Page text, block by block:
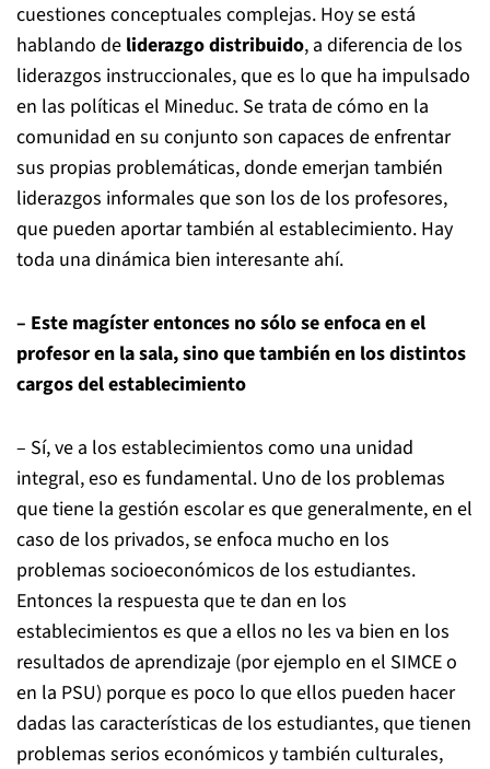
cuestiones conceptuales complejas. Hoy se está
hablando de liderazgo distribuido, a diferencia de los
liderazgos instruccionales, que es lo que ha impulsado
en las políticas el Mineduc. Se trata de cómo en la
comunidad en su conjunto son capaces de enfrentar
sus propias problemáticas, donde emerjan también
liderazgos informales que son los de los profesores,
que pueden aportar también al establecimiento. Hay
toda una dinámica bien interesante ahí.
– Este magíster entonces no sólo se enfoca en el
profesor en la sala, sino que también en los distintos
cargos del establecimiento
– Sí, ve a los establecimientos como una unidad
integral, eso es fundamental. Uno de los problemas
que tiene la gestión escolar es que generalmente, en el
caso de los privados, se enfoca mucho en los
problemas socioeconómicos de los estudiantes.
Entonces la respuesta que te dan en los
establecimientos es que a ellos no les va bien en los
resultados de aprendizaje (por ejemplo en el SIMCE o
en la PSU) porque es poco lo que ellos pueden hacer
dadas las características de los estudiantes, que tienen
problemas serios económicos y también culturales,